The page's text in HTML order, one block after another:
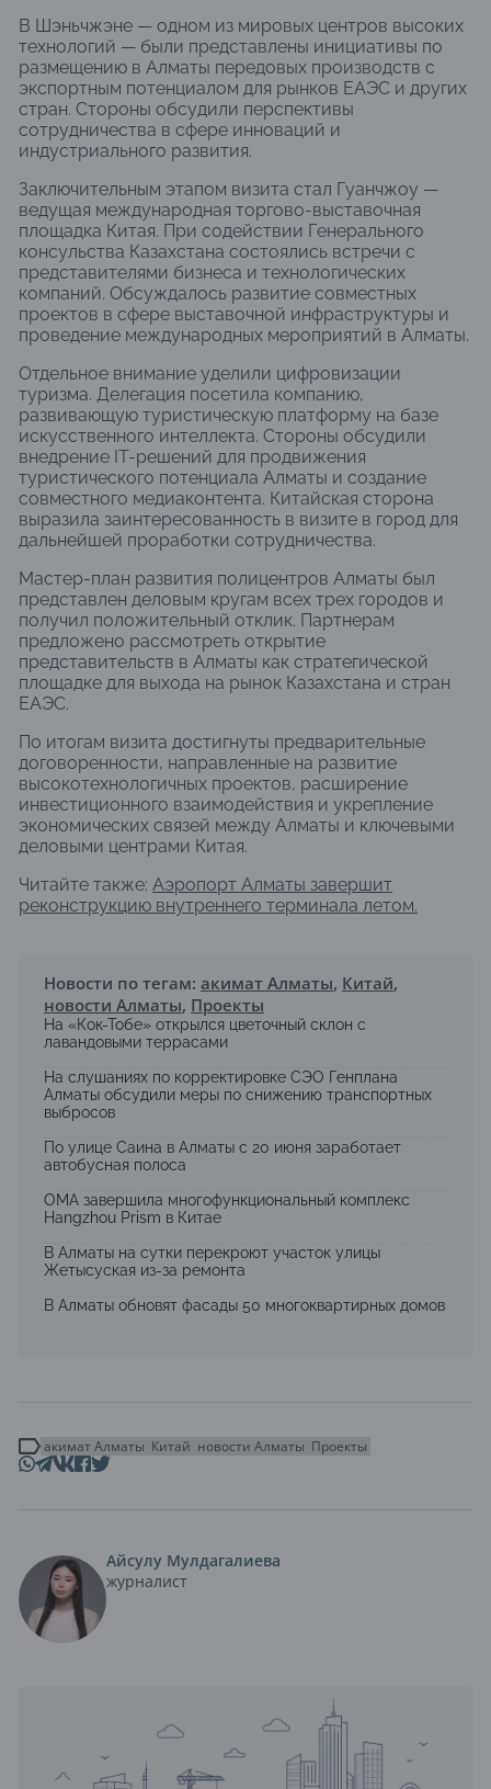
В Шэньчжэне — одном из мировых центров высоких
технологий — были представлены инициативы по
размещению в Алматы передовых производств с
экспортным потенциалом для рынков ЕАЭС и других
стран. Стороны обсудили перспективы
сотрудничества в сфере инноваций и
индустриального развития.
Заключительным этапом визита стал Гуанчжоу —
ведущая международная торгово-выставочная
площадка Китая. При содействии Генерального
консульства Казахстана состоялись встречи с
представителями бизнеса и технологических
компаний. Обсуждалось развитие совместных
проектов в сфере выставочной инфраструктуры и
проведение международных мероприятий в Алматы.
Отдельное внимание уделили цифровизации
туризма. Делегация посетила компанию,
развивающую туристическую платформу на базе
искусственного интеллекта. Стороны обсудили
внедрение IT-решений для продвижения
туристического потенциала Алматы и создание
совместного медиаконтента. Китайская сторона
выразила заинтересованность в визите в город для
дальнейшей проработки сотрудничества.
Мастер-план развития полицентров Алматы был
представлен деловым кругам всех трех городов и
получил положительный отклик. Партнерам
предложено рассмотреть открытие
представительств в Алматы как стратегической
площадке для выхода на рынок Казахстана и стран
ЕАЭС.
По итогам визита достигнуты предварительные
договоренности, направленные на развитие
высокотехнологичных проектов, расширение
инвестиционного взаимодействия и укрепление
экономических связей между Алматы и ключевыми
деловыми центрами Китая.
Читайте также: Аэропорт Алматы завершит
реконструкцию внутреннего терминала летом.
Новости по тегам: акимат Алматы, Китай,
новости Алматы, Проекты
На «Кок-Тобе» открылся цветочный склон с
лавандовыми террасами
На слушаниях по корректировке СЭО Генплана
Алматы обсудили меры по снижению транспортных
выбросов
По улице Саина в Алматы с 20 июня заработает
автобусная полоса
OMA завершила многофункциональный комплекс
Hangzhou Prism в Китае
В Алматы на сутки перекроют участок улицы
Жетысуская из-за ремонта
В Алматы обновят фасады 50 многоквартирных домов
акимат Алматы Китай новости Алматы Проекты
Айсулу Мулдагалиева
журналист